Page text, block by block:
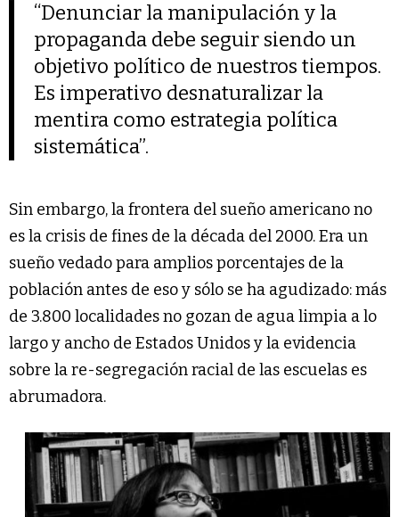
“Denunciar la manipulación y la
propaganda debe seguir siendo un
objetivo político de nuestros tiempos.
Es imperativo desnaturalizar la
mentira como estrategia política
sistemática”.
Sin embargo, la frontera del sueño americano no
es la crisis de fines de la década del 2000. Era un
sueño vedado para amplios porcentajes de la
población antes de eso y sólo se ha agudizado: más
de 3.800 localidades no gozan de agua limpia a lo
largo y ancho de Estados Unidos y la evidencia
sobre la re-segregación racial de las escuelas es
abrumadora.